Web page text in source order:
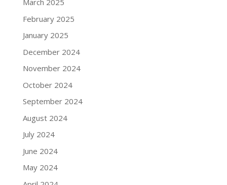
March 2025
February 2025
January 2025
December 2024
November 2024
October 2024
September 2024
August 2024
July 2024
June 2024
May 2024